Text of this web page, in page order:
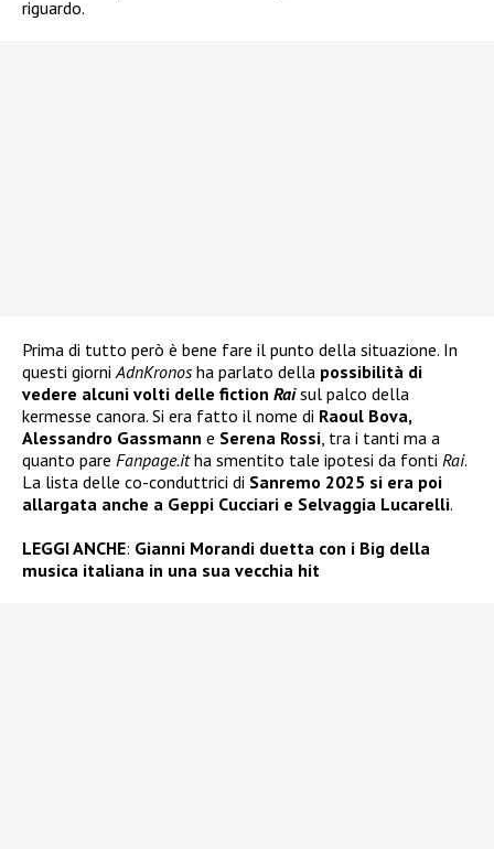
riguardo.
Prima di tutto però è bene fare il punto della situazione. In
questi giorniAdnKronosha parlato della possibilità di
vedere alcuni volti delle fiction Rai sul palco della
kermesse canora. Si era fatto il nome di Raoul Bova,
Alessandro Gassmann e Serena Rossi, tra i tanti ma a
quanto pare Fanpage.itha smentito tale ipotesi da fonti Rai.
La lista delle co-conduttrici di Sanremo 2025 si era poi
allargata anche a Geppi Cucciari e Selvaggia Lucarelli.
LEGGI ANCHE: Gianni Morandi duetta con i Big della
musica italiana in una sua vecchia hit